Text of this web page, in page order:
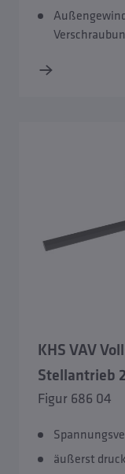
KHS VAV
Stellantrieb
Figur 686 04
äußerst